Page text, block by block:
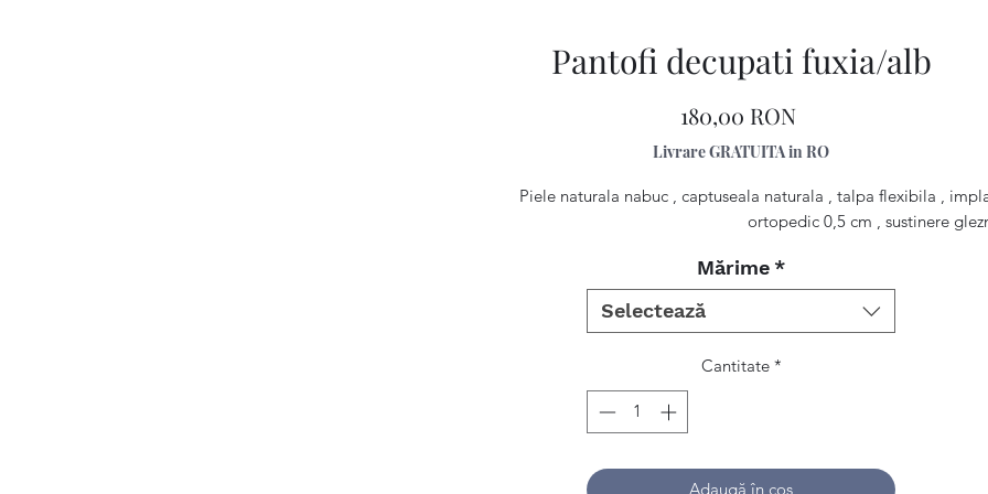
Pantofi decupati fuxia/alb
180,00 RONPreț
Livrare GRATUITA in RO
Piele naturala nabuc , captuseala naturala , talpa flexibila ,
ortopedic 0,5 cm , sustinere
Mărime *
Selectează
Cantitate *
Adaugă în coș